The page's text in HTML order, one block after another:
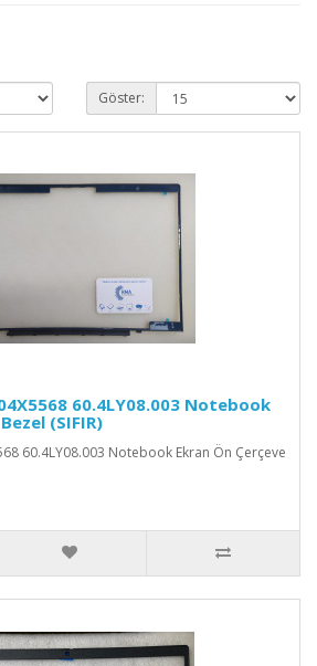
Göster:
60.4LY08.003 Notebook
(SIFIR)
60.4LY08.003 Notebook Ekran Ön Çerçeve